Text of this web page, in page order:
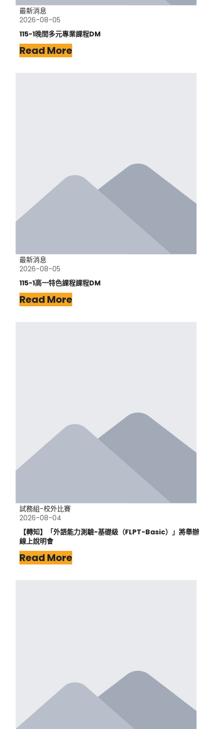
最新消息
2026-08-05
115-1晚間多元專業課程DM
Read More
最新消息
2026-08-05
115-1高一特色課程課程DM
Read More
試務組-校外比賽
2026-08-04
【轉知】「外語能力測驗-基礎級（FLPT-Basic）」將舉辦
線上說明會
Read More